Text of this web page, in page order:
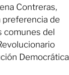
Contreras,
preferencia de
comunes del
Democrática